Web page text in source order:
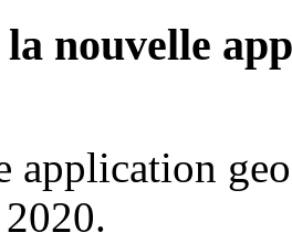
nouvelle
application